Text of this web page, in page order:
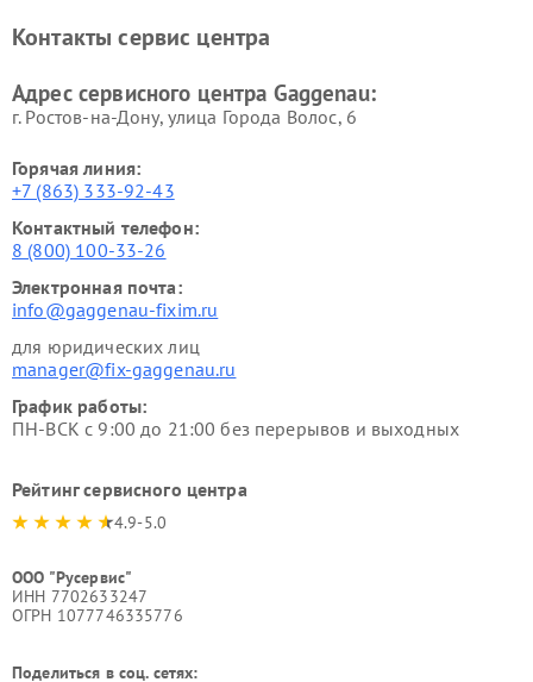
Контакты сервис центра
Адрес сервисного центра Gaggenau:
г. Ростов-на-Дону, улица Города Волос, 6
Горячая линия:
+7 (863) 333-92-43
Контактный телефон:
8 (800) 100-33-26
Электронная почта:
info@gaggenau-fixim.ru
для юридических лиц
manager@fix-gaggenau.ru
График работы:
ПН-ВСК с 9:00 до 21:00 без перерывов и выходных
Рейтинг сервисного центра
4.9-5.0
ООО "Русервис"
ИНН 7702633247
ОГРН 1077746335776
Поделиться в соц. сетях: